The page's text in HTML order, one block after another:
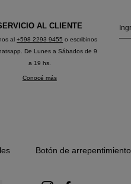
AL CLIENTE
al+598 2293 9455 o escribinos
De Lunes a Sábados de 9
a 19 hs.
Conocé más
Botón de arrepentimiento